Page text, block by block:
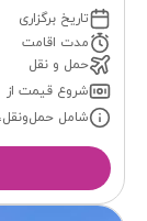
تاریخ برگزاری
مدت اقامت
حمل و نقل
شروع قیمت از
شامل